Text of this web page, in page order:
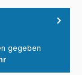
gegeben